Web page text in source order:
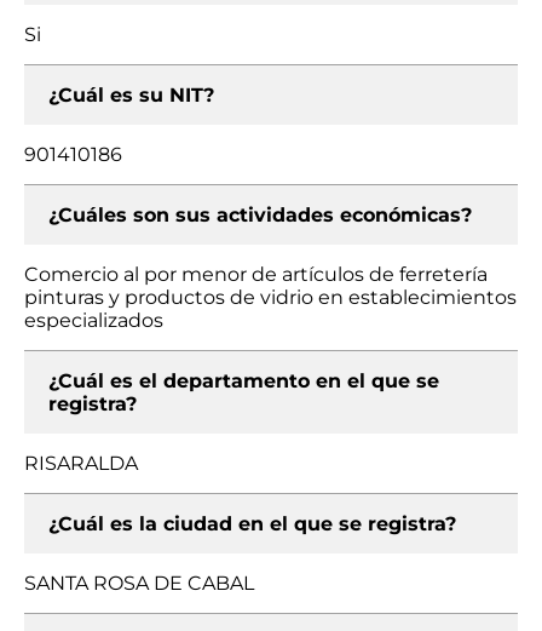
Si
¿Cuál es su NIT?
901410186
¿Cuáles son sus actividades económicas?
Comercio al por menor de artículos de ferretería
pinturas y productos de vidrio en establecimientos
especializados
¿Cuál es el departamento en el que se
registra?
RISARALDA
¿Cuál es la ciudad en el que se registra?
SANTA ROSA DE CABAL